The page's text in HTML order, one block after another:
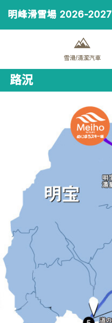
明峰滑雪場 2026-2027
雪滑/清潔汽車
路況